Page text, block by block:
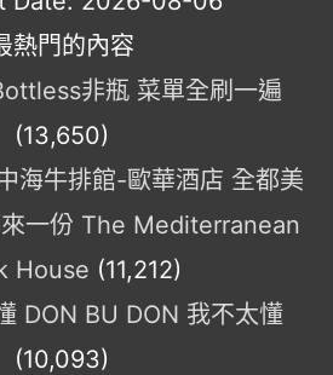
熱門的內容
非瓶 菜單全刷一遍
(13,650)
海牛排館-歐華酒店 全都美
一份 The Mediterranean
House (11,212)
DON BU DON 我不太懂
(10,093)